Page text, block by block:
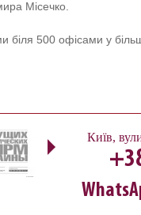
Місечко.
500 офісами у більш
Київ,